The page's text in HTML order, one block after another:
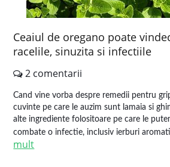
Ceaiul de oregano poate
racelile, sinuzita si infectiile
2 comentarii
Cand vine vorba despre remedii pentru
cuvinte pe care le auzim sunt lamaia si
alte ingrediente folositoare pe care le
combate o infectie, inclusiv ierburi
mult